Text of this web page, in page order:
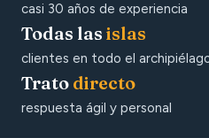
casi 30 años de experiencia
Todas las islas
clientes en todo el
Trato directo
respuesta ágil y personal